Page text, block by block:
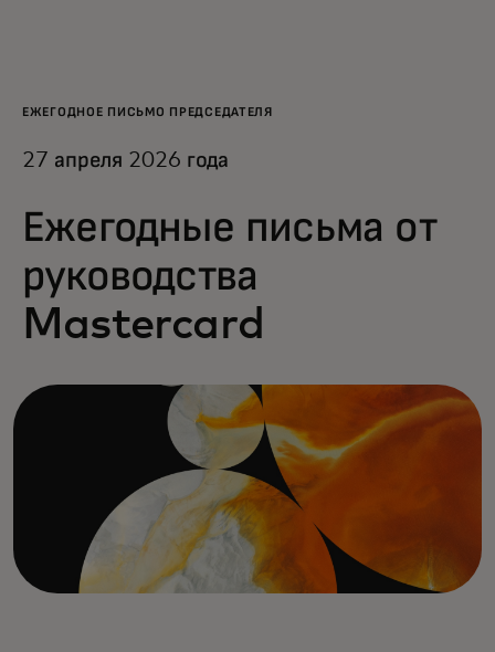
Для бизнеса
Новости и тренды
ЕЖЕГОДНОЕ ПИСЬМО ПРЕДСЕДАТЕЛЯ
27 апреля 2026 года
Ежегодные письма от
руководства
Mastercard